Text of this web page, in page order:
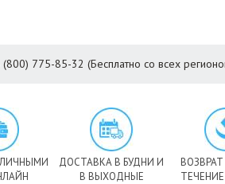
775-85-32 (Бесплатно со всех
ДОСТАВКА В БУДНИ И
В ВЫХОДНЫЕ